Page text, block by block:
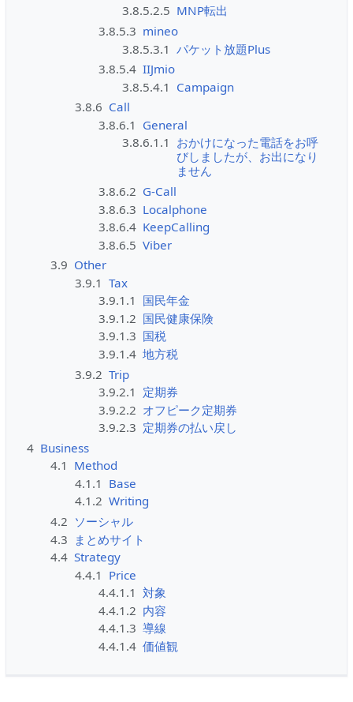
3.8.5.2.5 MNP転出
3.8.5.3 mineo
3.8.5.3.1 パケット放題Plus
3.8.5.4 IIJmio
3.8.5.4.1 Campaign
3.8.6 Call
3.8.6.1 General
3.8.6.1.1 おかけになった電話をお呼
びしましたが、お出になり
ません
3.8.6.2 G-Call
3.8.6.3 Localphone
3.8.6.4 KeepCalling
3.8.6.5 Viber
3.9 Other
3.9.1 Tax
3.9.1.1 国民年金
3.9.1.2 国民健康保険
3.9.1.3 国税
3.9.1.4 地方税
3.9.2 Trip
3.9.2.1 定期券
3.9.2.2 オフピーク定期券
3.9.2.3 定期券の払い戻し
4 Business
4.1 Method
4.1.1 Base
4.1.2 Writing
4.2 ソーシャル
4.3 まとめサイト
4.4 Strategy
4.4.1 Price
4.4.1.1 対象
4.4.1.2 内容
4.4.1.3 導線
4.4.1.4 価値観